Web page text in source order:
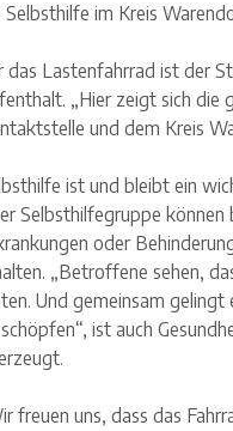
Selbsthilfe im Kreis
das Lastenfahrrad ist der
„Hier zeigt sich die
und dem Kreis
ist und bleibt ein
Selbsthilfegruppe
oder
„Betroffene sehen,
Und gemeinsam
ist auch
freuen uns, dass das